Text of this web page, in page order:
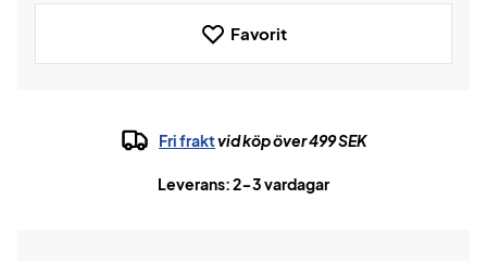
Favorit
Fri fraktvid köp över 499 SEK
Leverans: 2-3 vardagar